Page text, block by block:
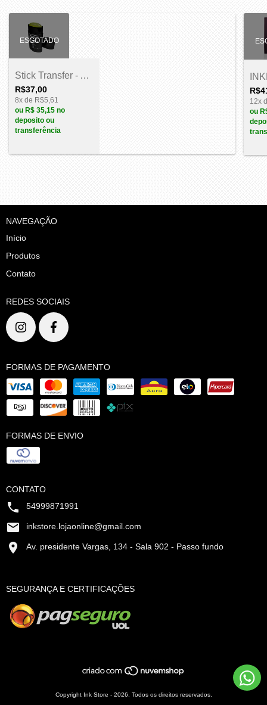
ESGOTADO
Stick Transfer - Amazon 50g
R$37,00
8x de R$5,61
ou R$ 35,15 no
deposito ou
transferência
12x
ou
NAVEGAÇÃO
Início
Produtos
Contato
REDES SOCIAIS
FORMAS DE PAGAMENTO
FORMAS DE ENVIO
CONTATO
54999871991
inkstore.lojaonline@gmail.com
Av. presidente Vargas, 134 - Sala 902 - Passo fundo
SEGURANÇA E CERTIFICAÇÕES
Copyright Ink Store - 2026. Todos os direitos reservados.